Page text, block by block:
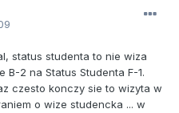
status studenta to nie wiza
B-2 na Status Studenta F-1.
czesto konczy sie to wizyta w
o wize studencka ... w